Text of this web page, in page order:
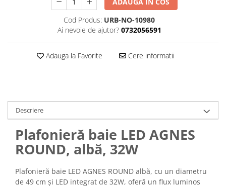
Cod Produs: URB-NO-10980
Ai nevoie de ajutor? 0732056591
Adauga la Favorite Cere informatii
Descriere
Plafonieră baie LED AGNES
ROUND, albă, 32W
Plafonieră baie LED AGNES ROUND albă, cu un diametru
de 49 cm și LED integrat de 32W, oferă un flux luminos